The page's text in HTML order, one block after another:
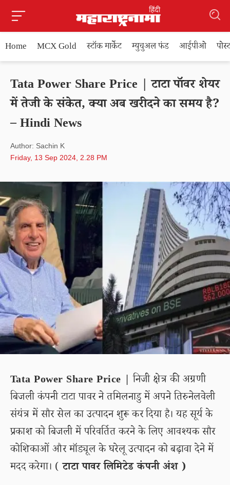
Home MCX Gold स्टॉक मार्केट म्युचुअल फंड आईपीओ
Tata Power Share Price | टाटा पॉवर शेयर
में तेजी के संकेत, क्या अब खरीदने का समय है?
– Hindi News
Author: Sachin K
Friday, 13 Sep 2024, 2.28 PM
Tata Power Share Price | निजी क्षेत्र की अग्रणी
बिजली कंपनी टाटा पावर ने तमिलनाडु में अपने तिरुनेलवेली
संयंत्र में सौर सेल का उत्पादन शुरू कर दिया है। यह सूर्य के
प्रकाश को बिजली में परिवर्तित करने के लिए आवश्यक सौर
कोशिकाओं और मॉड्यूल के घरेलू उत्पादन को बढ़ावा देने में
मदद करेगा। ( टाटा पावर लिमिटेड कंपनी अंश )